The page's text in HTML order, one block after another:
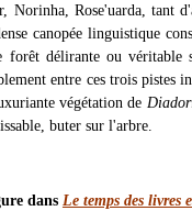
Rose'uarda, tant
canopée linguistique
forêt délirante ou véritable
entre ces trois pistes
végétation de
buter sur l'arbre.
dans Le temps des livres